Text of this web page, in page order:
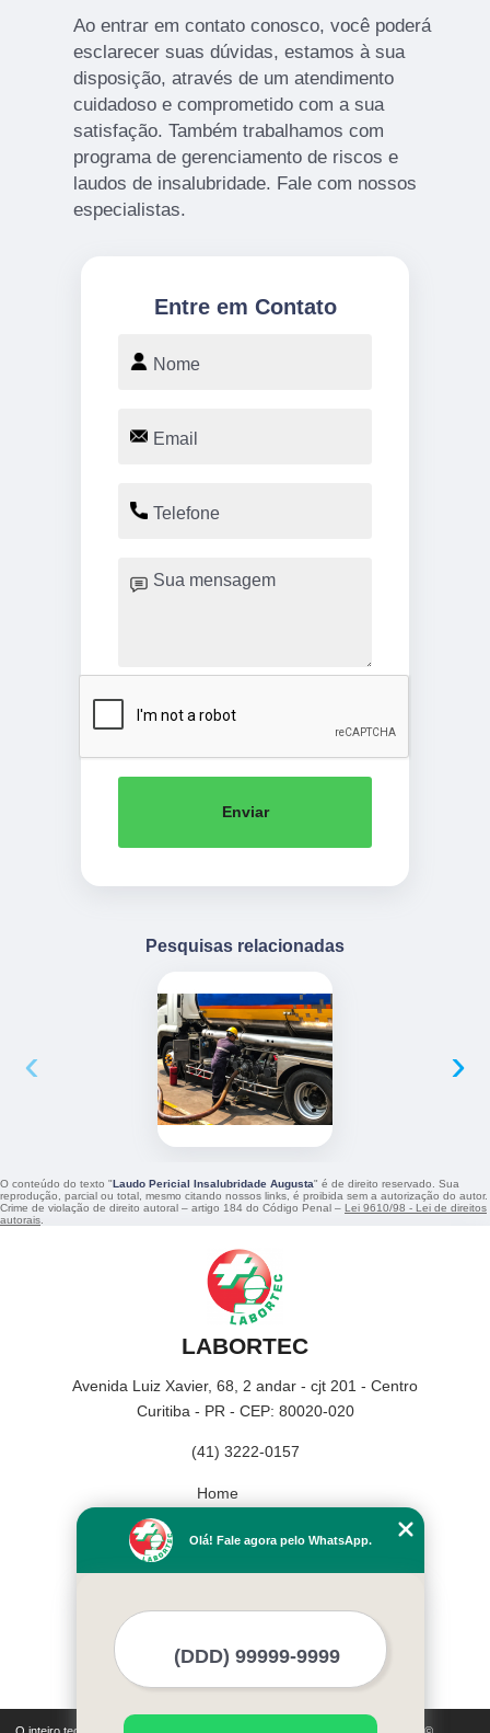
Ao entrar em contato conosco, você poderá
esclarecer suas dúvidas, estamos à sua
disposição, através de um atendimento
cuidadoso e comprometido com a sua
satisfação. Também trabalhamos com
programa de gerenciamento de riscos e
laudos de insalubridade. Fale com nossos
especialistas.
Entre em Contato
Enviar
Pesquisas relacionadas
‹ ›
O conteúdo do texto "Laudo Pericial Insalubridade Augusta" é de direito reservado. Sua
reprodução, parcial ou total, mesmo citando nossos links, é proibida sem a autorização do autor.
Crime de violação de direito autoral – artigo 184 do Código Penal – Lei 9610/98 - Lei de direitos
autorais
LABORTEC
Avenida Luiz Xavier, 68, 2 andar - cjt 201 - Centro
Curitiba - PR - CEP: 80020-020
(41) 3222-0157
Home
Missão
Olá! Fale agora pelo WhatsApp.